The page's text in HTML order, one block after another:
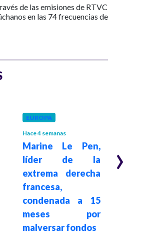
de las emisiones de RTVC
en las 74 frecuencias de
EUROPA
Hace 4 semanas
Marine Le Pen,
líder de la
extrema derecha
francesa,
condenada a 15
meses por
malversar fondos
›